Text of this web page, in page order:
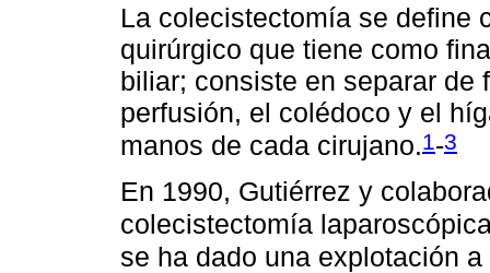
La colecistectomía se define
quirúrgico que tiene como
biliar; consiste en separar de
perfusión, el colédoco y el
manos de cada cirujano.1-3
En 1990, Gutiérrez y
colecistectomía
se ha dado una explotación